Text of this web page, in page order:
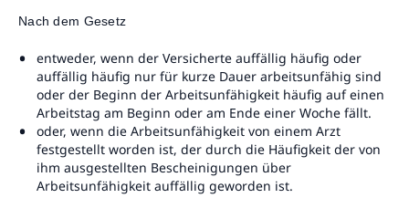
Nach dem Gesetz
entweder, wenn der Versicherte auffällig häufig oder
auffällig häufig nur für kurze Dauer arbeitsunfähig sind
oder der Beginn der Arbeitsunfähigkeit häufig auf einen
Arbeitstag am Beginn oder am Ende einer Woche fällt.
oder, wenn die Arbeitsunfähigkeit von einem Arzt
festgestellt worden ist, der durch die Häufigkeit der von
ihm ausgestellten Bescheinigungen über
Arbeitsunfähigkeit auffällig geworden ist.